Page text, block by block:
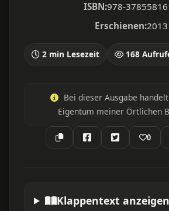
ISBN:978-
Erschienen:2013
2 min Lesezeit 168
Bei dieser Ausgabe
Eigentum meiner Örtlichen
0
Klappentext anzeigen